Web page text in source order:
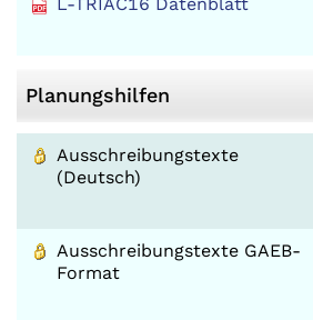
Planungshilfen
Ausschreibungstexte
(Deutsch)
Ausschreibungstexte GAEB-
Format